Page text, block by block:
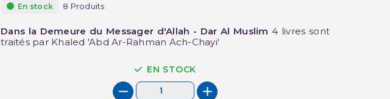
En stock 8 Produits
Dans la Demeure du Messager d'Allah - Dar Al Muslim 4 livres sont
traités par Khaled 'Abd Ar-Rahman Ach-Chayi'
EN STOCK